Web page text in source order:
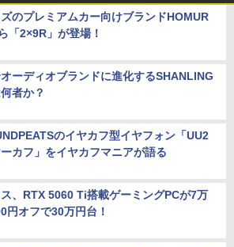
のプレミアムカー向けブランドHOMUR
「2×9R」が登場！
ーディオブランドに進化するSHANLING
者か？
のイヤカフ型イヤフォン「UU2
カフ」をイヤカフマニアが語る
、RTX 5060 Ti搭載ゲーミングPCが7万
円オフで30万円台！